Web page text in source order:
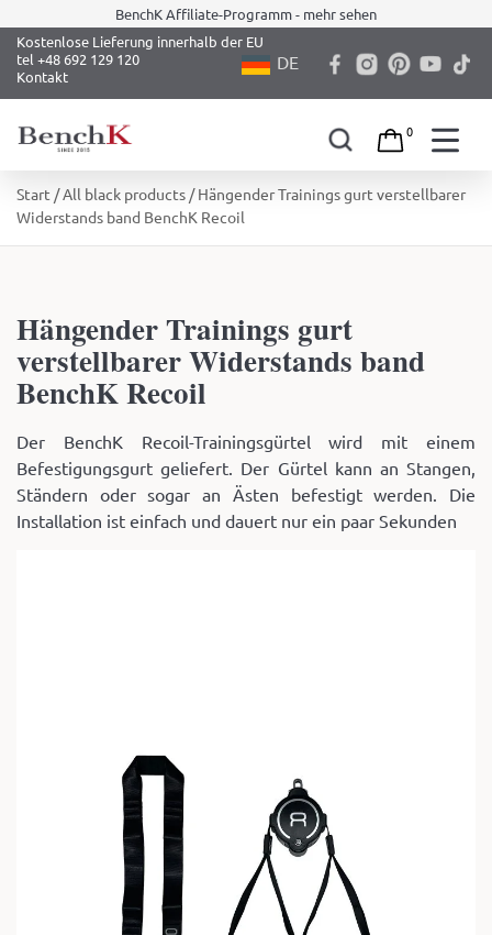
content
BenchK Affiliate-Programm - mehr sehen
Kostenlose Lieferung innerhalb der EU
tel +48 692 129 120
Kontakt
DE
0
Start /All black products / Hängender Trainings gurt verstellbarer
Widerstands band BenchK Recoil
Hängender Trainings gurt
verstellbarer Widerstands band
BenchK Recoil
Der BenchK Recoil-Trainingsgürtel wird mit einem
Befestigungsgurt geliefert. Der Gürtel kann an Stangen,
Ständern oder sogar an Ästen befestigt werden. Die
Installation ist einfach und dauert nur ein paar Sekunden